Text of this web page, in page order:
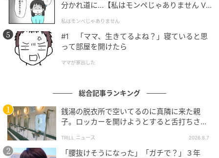
分かれ道に…【私はモンペじゃありません Vo
私はモンペじゃありません
#1 「ママ、生きてるよね？」寝ていると思
って部屋を開けたら
ママが家出した
総合記事ランキング
銭湯の脱衣所で空いてるのに真隣に来た親
子。ロッカーを開けようとすると舌打ちさ
中で拍手」
TRILL ニュース 2026.8.7
「腰抜けそうになった」「ガチで？」３年